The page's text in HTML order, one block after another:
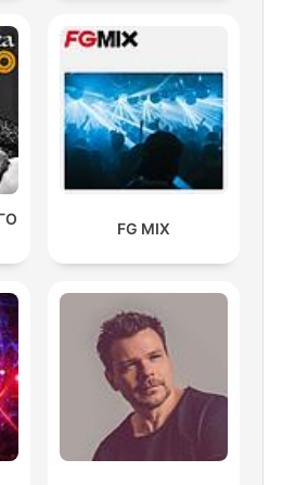
FG MIX